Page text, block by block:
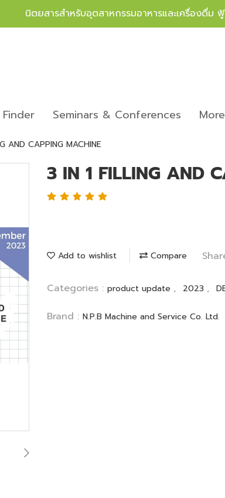
นิตยสารสำหรับอุตสาหกรรมอาหารและเครื่องดื่
Seminars & Conferences
AND CAPPING MACHINE
3 IN 1 FILLING AND
Add to wishlist Compare
Categories : product update , 2023 ,
Brand : N.P.B Machine and Service Co. Ltd.